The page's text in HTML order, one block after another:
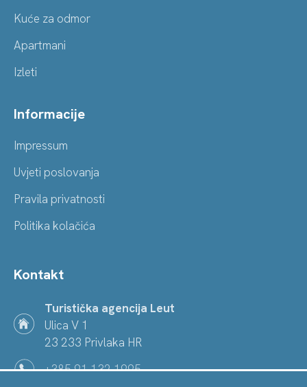
Kuće za odmor
Apartmani
Izleti
Informacije
Impressum
Uvjeti poslovanja
Pravila privatnosti
Politika kolačića
Kontakt
Turistička agencija Leut
Ulica V 1
23 233 Privlaka HR
+385 91 132 1995